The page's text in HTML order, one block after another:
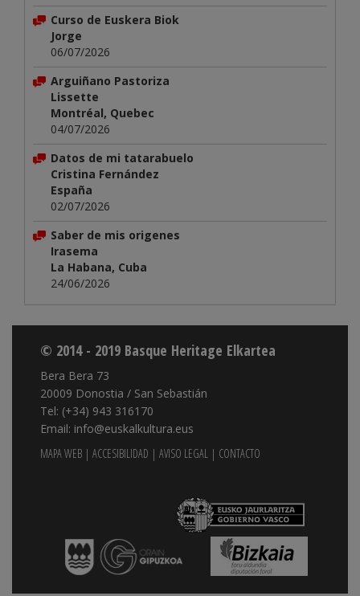
Curso de Euskera Biok
Jorge
06/07/2026
Arguiñano Pastoriza
Lissette
Montréal, Quebec
04/07/2026
Datos de mi tatarabuelo
Cristina Fernández
España
02/07/2026
Saber de mis origenes
Irasema
La Habana, Cuba
24/06/2026
© 2014 - 2019 Basque Heritage Elkartea
Bera Bera 73
20009 Donostia / San Sebastián
Tel: (+34) 943 316170
Email: info@euskalkultura.eus
MAPA WEB | ACCESIBILIDAD | AVISO LEGAL | CONTACTO